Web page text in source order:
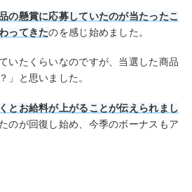
の懸賞に応募していたのが当たったこ
ってきたのを感じ始めました。
いたくらいなのですが、当選した商品
」と思いました。
とお給料が上がることが伝えられまし
のが回復し始め、今季のボーナスもア